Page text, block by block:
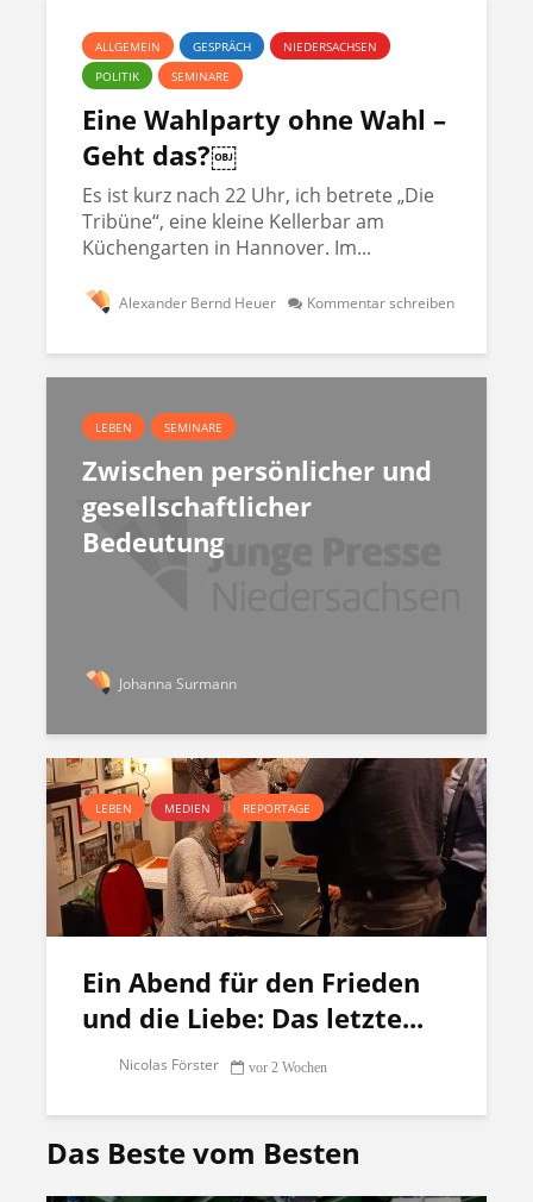
ALLGEMEIN GESPRÄCH
NIEDERSACHSEN
POLITIK
SEMINARE
Eine Wahlparty ohne Wahl –
Geht das?￼
Es ist kurz nach 22 Uhr, ich betrete „Die
Tribüne“, eine kleine Kellerbar am
Küchengarten in Hannover. Im...
Alexander Bernd Heuer Kommentar schreiben
LEBEN SEMINARE
Zwischen persönlicher und
gesellschaftlicher
Bedeutung
Johanna Surmann
LEBEN MEDIEN REPORTAGE
Ein Abend für den Frieden
und die Liebe: Das letzte...
Nicolas Förster vor 2 Wochen
Das Beste vom Besten